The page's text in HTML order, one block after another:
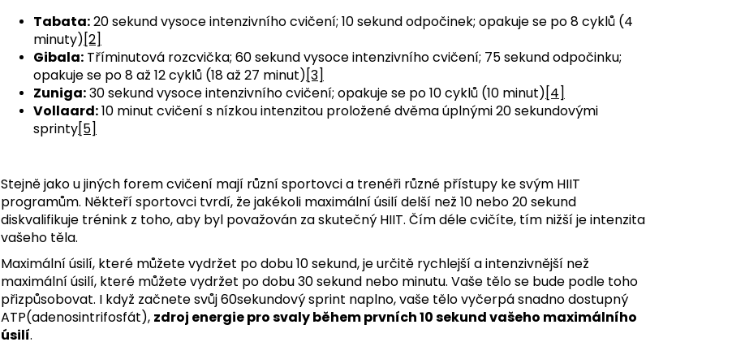
Tabata:20 sekund vysoce intenzivního cvičení; 10 sekund odpočinek; opakuje se po 8 cyklů (4
minuty)[2]
Gibala: Tříminutová rozcvička; 60 sekund vysoce intenzivního cvičení; 75 sekund odpočinku;
opakuje se po 8 až 12 cyklů (18 až 27 minut)[3]
Zuniga:30 sekund vysoce intenzivního cvičení; opakuje se po 10 cyklů (10 minut)[4]
Vollaard:10 minut cvičení s nízkou intenzitou proložené dvěma úplnými 20 sekundovými
sprinty[5]
Stejně jako u jiných forem cvičení mají různí sportovci a trenéři různé přístupy ke svým HIIT
programům. Někteří sportovci tvrdí, že jakékoli maximální úsilí delší než 10 nebo 20 sekund
diskvalifikuje trénink z toho, aby byl považován za skutečný HIIT. Čím déle cvičíte, tím nižší je intenzita
vašeho těla.
Maximální úsilí, které můžete vydržet po dobu 10 sekund, je určitě rychlejší a intenzivnější než
maximální úsilí, které můžete vydržet po dobu 30 sekund nebo minutu. Vaše tělo se bude podle toho
přizpůsobovat. I když začnete svůj 60sekundový sprint naplno, vaše tělo vyčerpá snadno dostupný
ATP(adenosintrifosfát), zdroj energie pro svaly během prvních 10 sekund vašeho maximálního
úsilí.